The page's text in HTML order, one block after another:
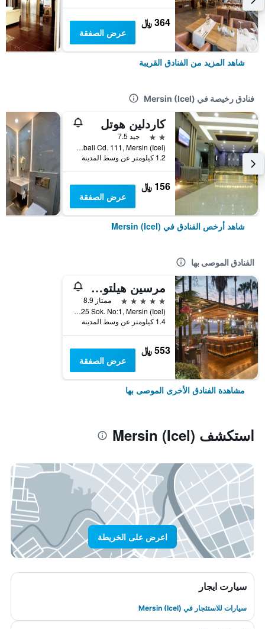
364 ﷼
عرض الصفقة
شاهد المزيد من الفنادق القريبة
فنادق رخيصة في Mersin (Icel)
كاردلين هوتل
2 نجمتين
جيد 7.5
Mesudiye Mah. Fasih Kayabali Cd. 111, Mersin (Icel), تركيا
1.2 كيلومتر عن وسط المدينة
156 ﷼
عرض الصفقة
شاهد أرخص الفنادق في Mersin (Icel)
الفنادق الموصى بها
مرسين هيلتون اس اي
5 نجوم
ممتاز 8.9
Palmiye Mah. 1225 Sok. No:1, Mersin (Icel), تركيا
1.4 كيلومتر عن وسط المدينة
553 ﷼
عرض الصفقة
مشاهدة الفنادق الأخرى الموصى بها
استكشف Mersin (Icel)
اعرض على الخريطة
سيارت ايجار
سيارات للاستئجار في Mersin (Icel)